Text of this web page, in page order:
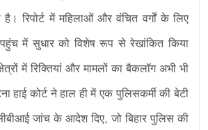
है। रिपोर्ट में महिलाओं और वंचित वर्गों के लिए
में सुधार को विशेष रूप से रेखांकित किया
में रिक्तियां और मामलों का बैकलॉग अभी भी
हाई कोर्ट ने हाल ही में एक पुलिसकर्मी की बेटी
जांच के आदेश दिए, जो बिहार पुलिस की